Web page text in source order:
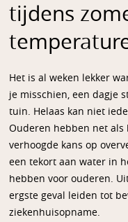
tijdens
Het is al weken lekker
je misschien, een dagje
tuin. Helaas kan niet
Ouderen hebben net als
verhoogde kans op
een tekort aan water in
hebben voor ouderen.
ergste geval leiden tot
ziekenhuisopname.